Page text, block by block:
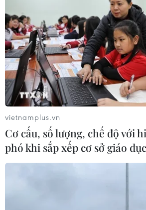
vietnamplus.vn
Cơ cấu, số lượng, chế độ với
phó khi sắp xếp cơ sở giáo dục